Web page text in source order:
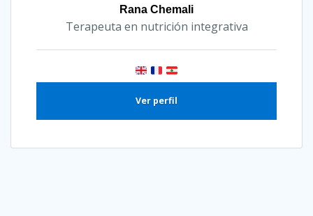
Rana Chemali
Terapeuta en nutrición integrativa
Ver perfil